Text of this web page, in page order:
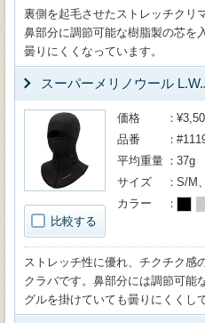
裏側を起毛させたストレッチクリ
鼻部分に調節可能な樹脂製の芯を
曇りにくくなっています。
スーパーメリノウール
比較する
価格
品番
平均重量
37g
サイズ
S/M
カラー
ストレッチ性に優れ、チクチク感
クラバです。鼻部分には調節可能
グルを掛けていても曇りにくくし